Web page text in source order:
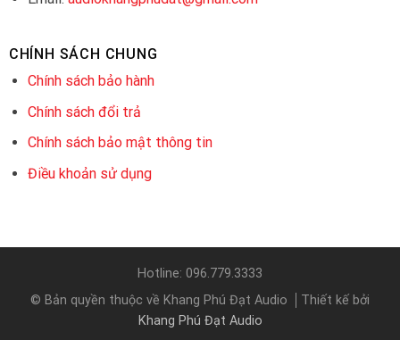
CHÍNH SÁCH CHUNG
Chính sách bảo hành
Chính sách đổi trả
Chính sách bảo mật thông tin
Điều khoản sử dụng
Hotline: 096.779.3333
© Bản quyền thuộc về Khang Phú Đạt Audio
Thiết kế bởi
Khang Phú Đạt Audio